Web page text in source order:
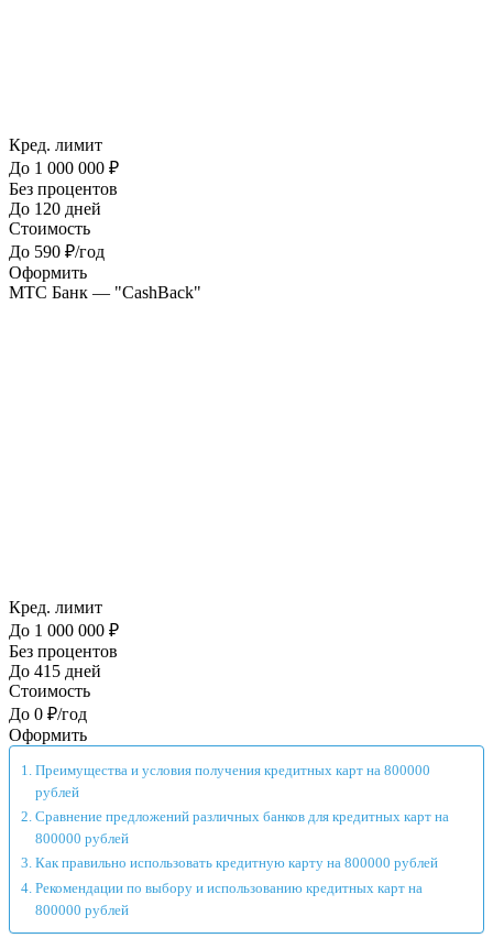
Кред. лимит
До 1 000 000 ₽
Без процентов
До 120 дней
Стоимость
До 590 ₽/год
Оформить
МТС Банк — "CashBack"
Кред. лимит
До 1 000 000 ₽
Без процентов
До 415 дней
Стоимость
До 0 ₽/год
Оформить
Преимущества и условия получения кредитных карт на 800000
рублей
Сравнение предложений различных банков для кредитных карт на
800000 рублей
Как правильно использовать кредитную карту на 800000 рублей
Рекомендации по выбору и использованию кредитных карт на
800000 рублей